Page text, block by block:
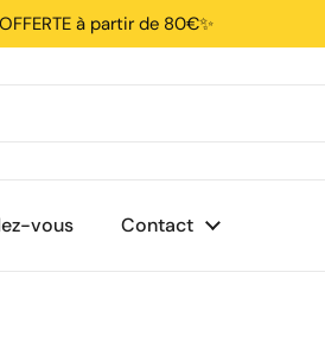
à partir de 80€✨
vous Contact